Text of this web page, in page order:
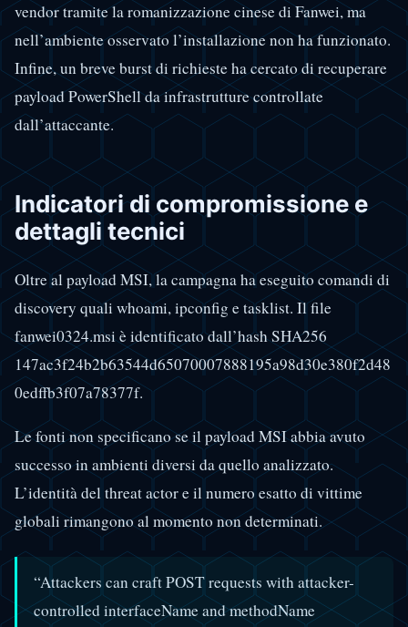
vendor tramite la romanizzazione cinese di Fanwei, ma
nell’ambiente osservato l’installazione non ha funzionato.
Infine, un breve burst di richieste ha cercato di recuperare
payload PowerShell da infrastrutture controllate
dall’attaccante.
Indicatori di compromissione e
dettagli tecnici
Oltre al payload MSI, la campagna ha eseguito comandi di
discovery quali whoami, ipconfig e tasklist. Il file
fanwei0324.msi è identificato dall’hash SHA256
147ac3f24b2b63544d65070007888195a98d30e380f2d48
0edffb3f07a78377f.
Le fonti non specificano se il payload MSI abbia avuto
successo in ambienti diversi da quello analizzato.
L’identità del threat actor e il numero esatto di vittime
globali rimangono al momento non determinati.
“Attackers can craft POST requests with attacker-
controlled interfaceName and methodName